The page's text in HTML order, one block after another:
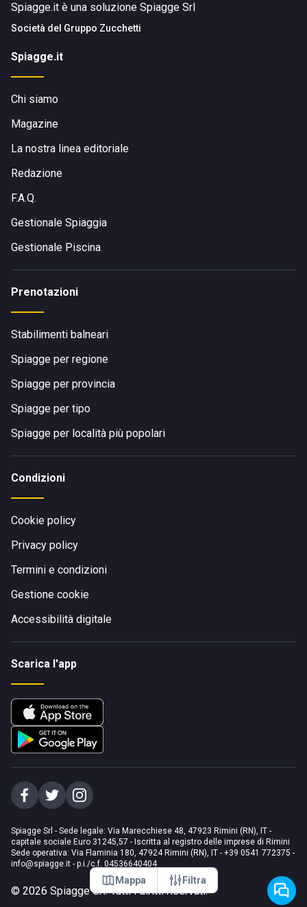
Mappa Filtra
Spiagge.it è una soluzione Spiagge Srl
Società del Gruppo Zucchetti
Spiagge.it
Chi siamo
Magazine
La nostra linea editoriale
Redazione
F.A.Q.
Gestionale Spiaggia
Gestionale Piscina
Prenotazioni
Stabilimenti balneari
Spiagge per regione
Spiagge per provincia
Spiagge per tipo
Spiagge per località più popolari
Condizioni
Cookie policy
Privacy policy
Termini e condizioni
Gestione cookie
Accessibilità digitale
Scarica l'app
Spiagge Srl - Sede legale: Via Marecchiese 48, 47923 Rimini (RN), IT -
capitale sociale Euro 31245,57 - Iscritta al registro delle imprese di Rimini
Sede operativa: Via Flaminia 180, 47924 Rimini (RN), IT - +39 0541 772375 -
info@spiagge.it - p.i./c.f. 04536640404
© 2026 Spiagge Srl. Tutti i diritti riservati.